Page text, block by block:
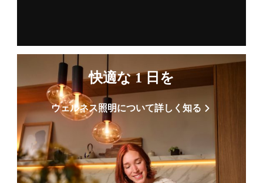
快適な 1 日を
ウェルネス照明について詳しく知る